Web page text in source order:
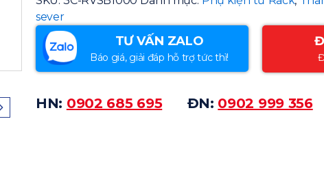
sever
TƯ VẤN ZALO
Báo giá, giải đáp hỗ trợ tức thì!
HN: 0902 685 695 ĐN: 0902 999 356